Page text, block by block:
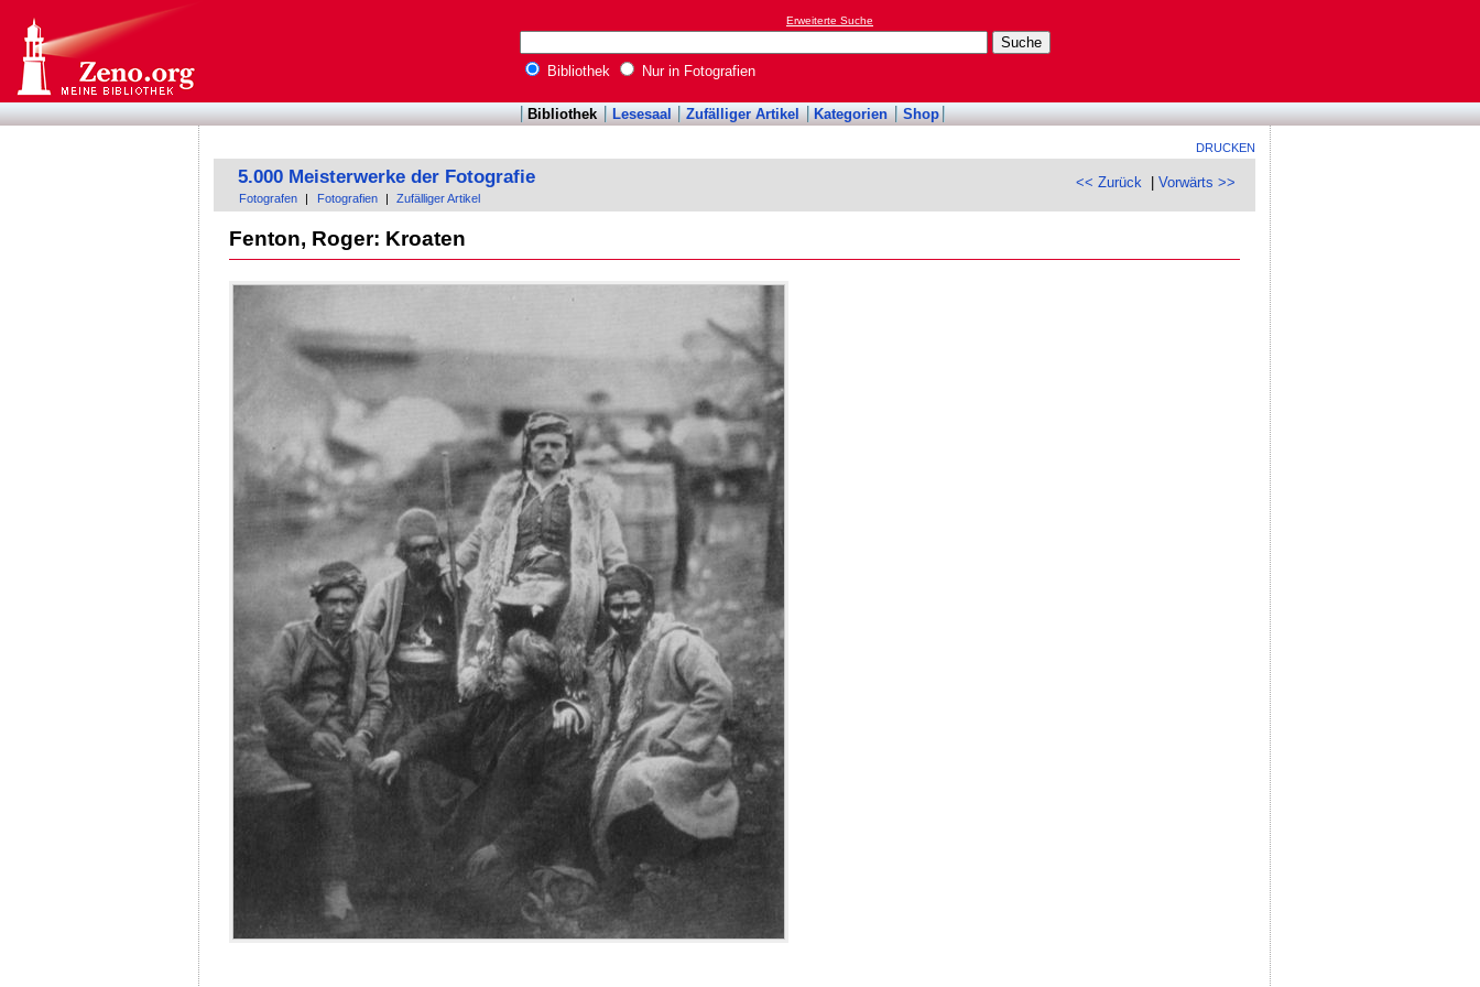
Erweiterte Suche
Bibliothek Nur in Fotografien
Bibliothek Lesesaal Zufälliger Artikel Kategorien Shop
DRUCKEN
<< Zurück |Vorwärts >>
5.000 Meisterwerke der Fotografie
Fotografen Fotografien Zufälliger Artikel
Fenton, Roger: Kroaten